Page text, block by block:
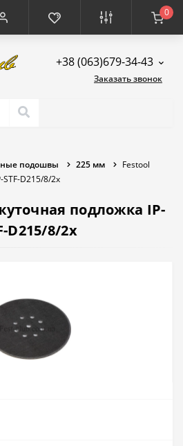
0
+38 (063)679-34-43
Заказать звонок
подошвы 225 мм
Festool
D215/8/2x
подложка IP-
D215/8/2x